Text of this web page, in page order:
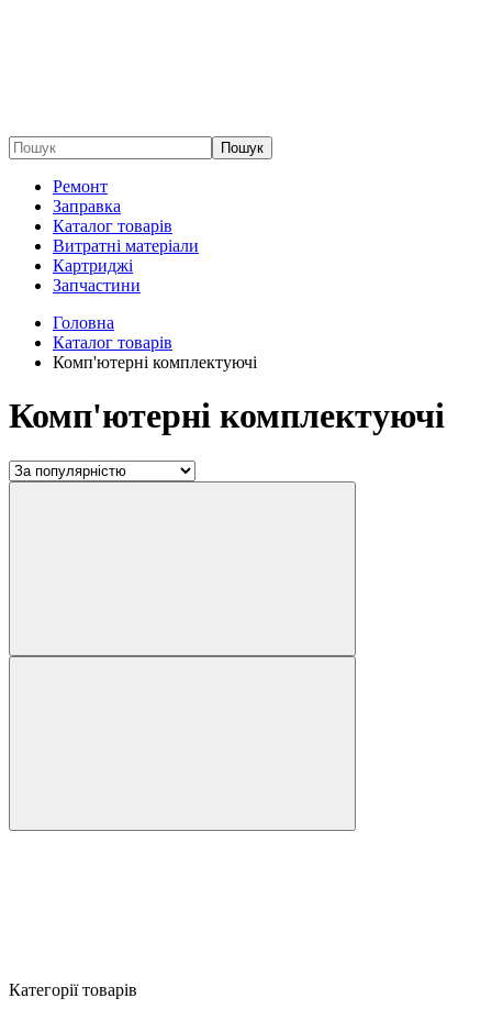
Пошук
Ремонт
Заправка
Каталог товарів
Витратні матеріали
Картриджі
Запчастини
Головна
Каталог товарів
Комп'ютерні комплектуючі
Комп'ютерні комплектуючі
Категорії товарів